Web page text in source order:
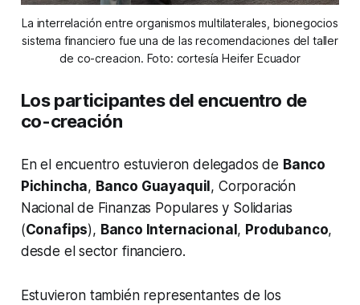
La interrelación entre organismos multilaterales, bionegocios
sistema financiero fue una de las recomendaciones del taller
de co-creacion. Foto: cortesía Heifer Ecuador
Los participantes del encuentro de
co-creación
En el encuentro estuvieron delegados de Banco
Pichincha, Banco Guayaquil , Corporación
Nacional de Finanzas Populares y Solidarias
(Conafips), Banco Internacional , Produbanco,
desde el sector financiero.
Estuvieron también representantes de los